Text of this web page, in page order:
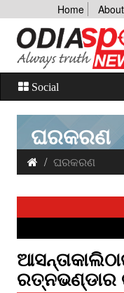
Home
Social
ଘରକରଣ
ଘରକରଣ